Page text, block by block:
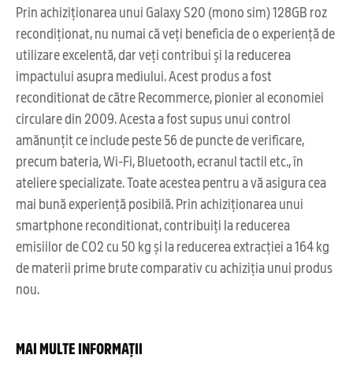
Prin achiziționarea unui Galaxy S20 (mono sim) 128GB roz
recondiționat, nu numai că veți beneficia de o experiență de
utilizare excelentă, dar veți contribui și la reducerea
impactului asupra mediului. Acest produs a fost
reconditionat de către Recommerce, pionier al economiei
circulare din 2009. Acesta a fost supus unui control
amănunțit ce include peste 56 de puncte de verificare,
precum bateria, Wi-Fi, Bluetooth, ecranul tactil etc., în
ateliere specializate. Toate acestea pentru a vă asigura cea
mai bună experiență posibilă. Prin achiziționarea unui
smartphone reconditionat, contribuiți la reducerea
emisiilor de CO2 cu 50 kg și la reducerea extracției a 164 kg
de materii prime brute comparativ cu achiziția unui produs
nou.
MAI MULTE INFORMAȚII